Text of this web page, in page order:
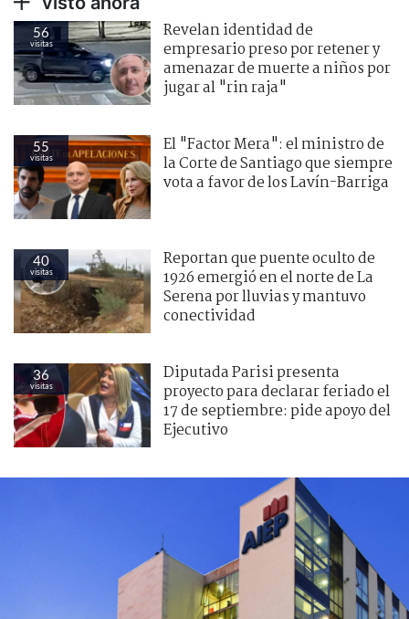
56
visitas
Revelan identidad de
empresario preso por retener y
amenazar de muerte a niños por
jugar al "rin raja"
55
visitas
El "Factor Mera": el ministro de
la Corte de Santiago que siempre
vota a favor de los Lavín-Barriga
40
visitas
Reportan que puente oculto de
1926 emergió en el norte de La
Serena por lluvias y mantuvo
conectividad
36
visitas
Diputada Parisi presenta
proyecto para declarar feriado el
17 de septiembre: pide apoyo del
Ejecutivo